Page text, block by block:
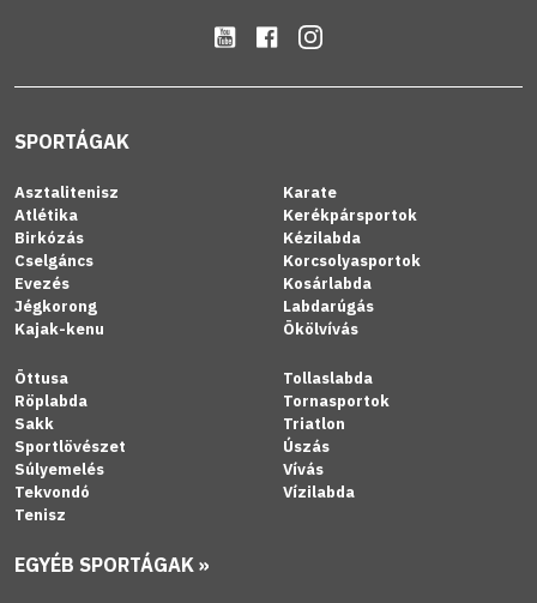
SPORTÁGAK
Asztalitenisz
Atlétika
Birkózás
Cselgáncs
Evezés
Jégkorong
Kajak-kenu
Karate
Kerékpársportok
Kézilabda
Korcsolyasportok
Kosárlabda
Labdarúgás
Ökölvívás
Öttusa
Röplabda
Sakk
Sportlövészet
Súlyemelés
Tekvondó
Tenisz
Tollaslabda
Tornasportok
Triatlon
Úszás
Vívás
Vízilabda
EGYÉB SPORTÁGAK »